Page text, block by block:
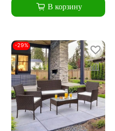
В корзину
-29%